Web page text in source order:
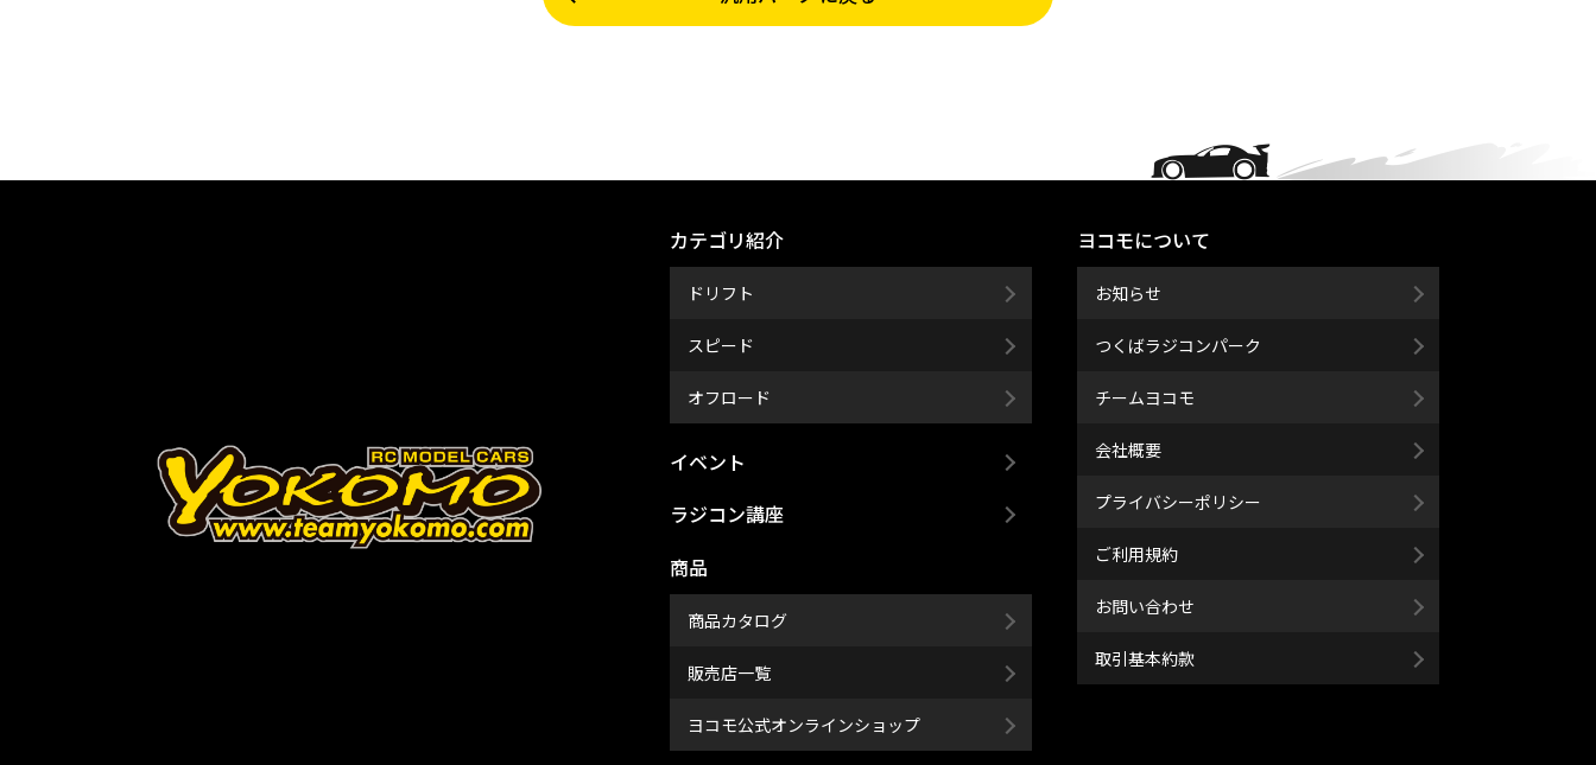
カテゴリ紹介
ドリフト
スピード
オフロード
イベント
ラジコン講座
商品
商品カタログ
販売店一覧
ヨコモ公式オンラインショップ
ヨコモについて
お知らせ
つくばラジコンパーク
チームヨコモ
会社概要
プライバシーポリシー
ご利用規約
お問い合わせ
取引基本約款